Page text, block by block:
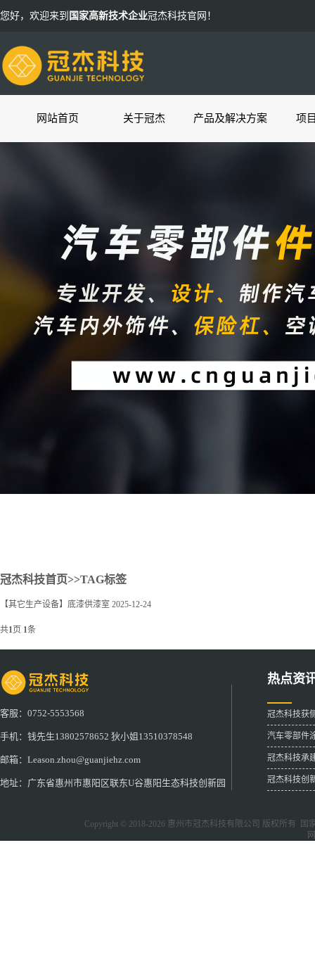
您好，欢迎来到 国家高新技术企业冠杰科技官网！
网站首页 关于冠杰 产品及解决方案 项
冠杰科技首页>>TAG标签
【其它生产设备】底漆供漆室 2025-12-24
共1页 1条
客服：0752-5553568
手机：钱先生13802578652 狄小姐13510378548
邮箱：Leason.zhou@guanjiehz.com
地址：广东省惠州市惠阳区联东U谷惠阳生态科技创新园
热点资
冠杰科技获
汽车零部件
冠杰科技承
冠杰科技创
Copyright © 2018-2026 惠州市冠杰科技有限公司
版权所有 国